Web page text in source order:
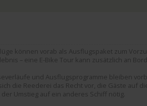
können vorab als Ausflugspaket zum
– eine E-Bike Tour kann zusätzlich an
und Ausflugsprogramme bleiben
die Reederei das Recht vor, die Gäste auf
Umstieg auf ein anderes Schiff nötig.